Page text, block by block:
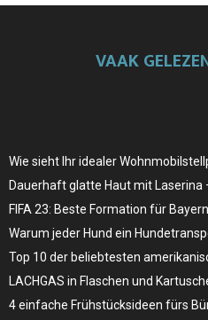
VAAK
Wie sieht Ihr idealer
Dauerhaft glatte Haut mit Laserina
FIFA 23: Beste Formation für
Warum jeder Hund ein
Top 10 der beliebtesten
LACHGAS in Flaschen und
4 einfache Frühstücksideen fürs